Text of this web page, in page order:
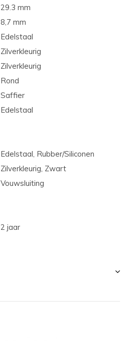
29.3 mm
8,7 mm
Edelstaal
Zilverkleurig
Zilverkleurig
Rond
Saffier
Edelstaal
Edelstaal, Rubber/Siliconen
Zilverkleurig, Zwart
Vouwsluiting
2 jaar